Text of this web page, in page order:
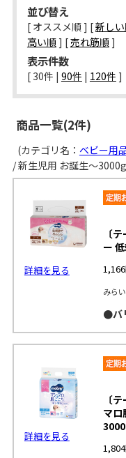
並び替え
[ オススメ順 ] [新し
高い順] [売れ筋順]
表示件数
[ 30件 | 90件 | 120件 ]
商品一覧(2件)
(カテゴリ名： ベビー用
/ 新生児用 お誕生～
詳細を見る
〔
ー
みら
●バ
詳細を見る
〔
マロ